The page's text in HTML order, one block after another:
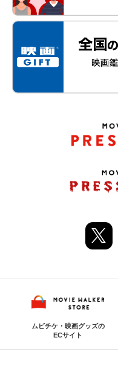
ムビチケ・映画グッズの
ECサイト